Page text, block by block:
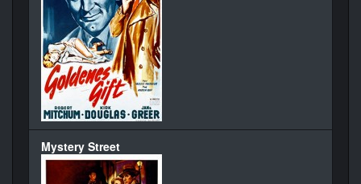
Mystery Street